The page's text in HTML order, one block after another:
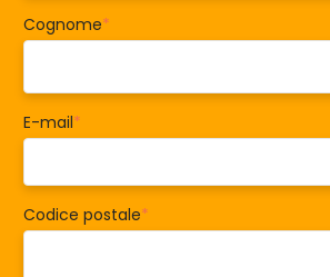
Cognome*
E-mail*
Codice postale*